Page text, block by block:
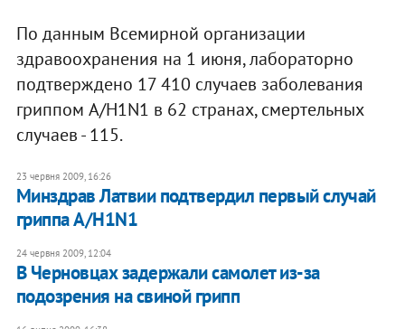
По данным Всемирной организации
здравоохранения на 1 июня, лабораторно
подтверждено 17 410 случаев заболевания
гриппом A/H1N1 в 62 странах, смертельных
случаев - 115.
23 червня 2009, 16:26
Минздрав Латвии подтвердил первый случай
гриппа A/H1N1
24 червня 2009, 12:04
В Черновцах задержали самолет из-за
подозрения на свиной грипп